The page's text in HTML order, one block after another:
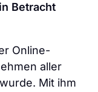
Betracht
Online-
aller
Mit ihm